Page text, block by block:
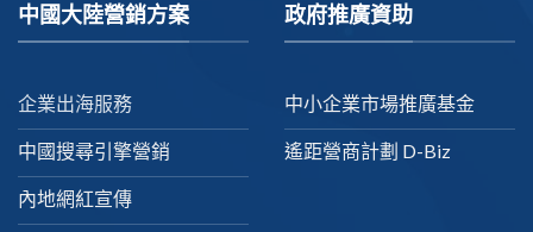
中國大陸營銷方案
企業出海服務
中國搜尋引擎營銷
內地網紅宣傳
政府推廣資助
中小企業市場推廣基金
遙距營商計劃 D-Biz